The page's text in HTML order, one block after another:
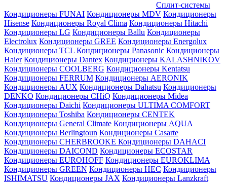
Сплит-системы
Кондиционеры FUNAI Кондиционеры MDV Кондиционеры
Hisense Кондиционеры Royal Clima Кондиционеры Hitachi
Кондиционеры LG Кондиционеры Ballu Кондиционеры
Electrolux Кондиционеры GREE Кондиционеры Energolux
Кондиционеры TCL Кондиционеры Panasonic Кондиционеры
Haier Кондиционеры Dantex Кондиционеры KALASHNIKOV
Кондиционеры СOOLBERG Кондиционеры Kentatsu
Кондиционеры FERRUM Кондиционеры AERONIK
Кондиционеры AUX Кондиционеры Dahatsu Кондиционеры
DENKO Кондиционеры CHiQ Кондиционеры Midea
Кондиционеры Daichi Кондиционеры ULTIMA COMFORT
Кондиционеры Toshiba Кондиционеры CENTEK
Кондиционеры General Climate Кондиционеры AQUA
Кондиционеры Berlingtoun Кондиционеры Casarte
Кондиционеры CHERBROOKE Кондиционеры DAHACI
Кондиционеры DAICOND Кондиционеры ECOSTAR
Кондиционеры EUROHOFF Кондиционеры EUROKLIMA
Кондиционеры GREEN Кондиционеры HEC Кондиционеры
ISHIMATSU Кондиционеры JAX Кондиционеры Lanzkraft